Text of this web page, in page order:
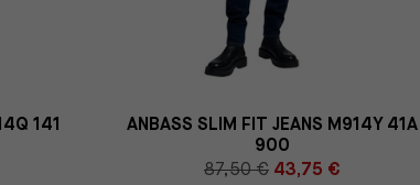
141
ANBASS SLIM FIT JEANS M914Y 41A
900
87,50 € 43,75 €